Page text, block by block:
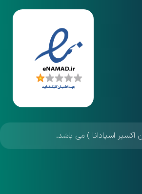
اسپادانا ) می باشد.